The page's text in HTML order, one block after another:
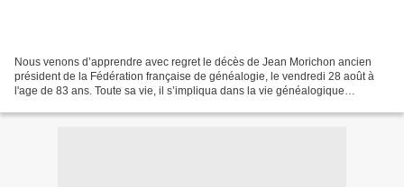
Nous venons d’apprendre avec regret le décès de Jean Morichon ancien
président de la Fédération française de généalogie, le vendredi 28 août à
l'age de 83 ans. Toute sa vie, il s’impliqua dans la vie généalogique